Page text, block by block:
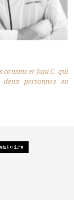
cousins et Juju C. qui
personnes au